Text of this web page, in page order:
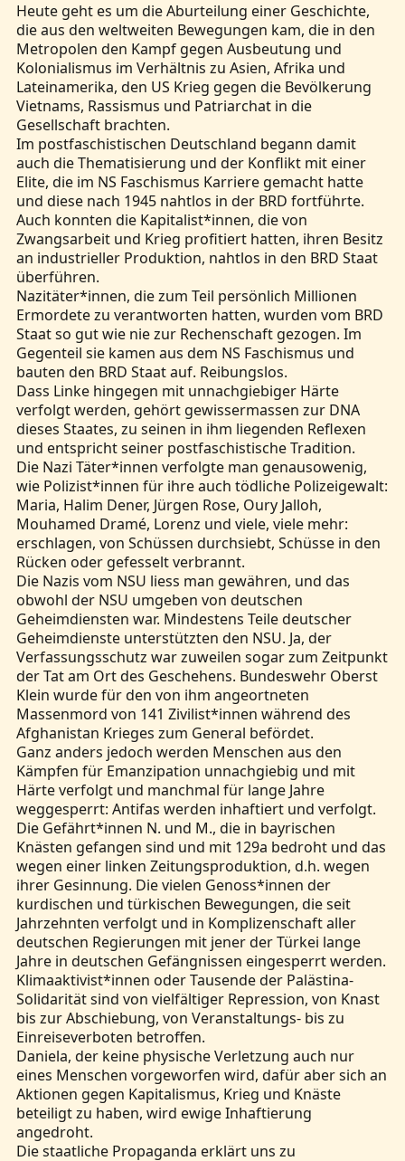
Heute geht es um die Aburteilung einer Geschichte,
die aus den weltweiten Bewegungen kam, die in den
Metropolen den Kampf gegen Ausbeutung und
Kolonialismus im Verhältnis zu Asien, Afrika und
Lateinamerika, den US Krieg gegen die Bevölkerung
Vietnams, Rassismus und Patriarchat in die
Gesellschaft brachten.
Im postfaschistischen Deutschland begann damit
auch die Thematisierung und der Konflikt mit einer
Elite, die im NS Faschismus Karriere gemacht hatte
und diese nach 1945 nahtlos in der BRD fortführte.
Auch konnten die Kapitalist*innen, die von
Zwangsarbeit und Krieg profitiert hatten, ihren Besitz
an industrieller Produktion, nahtlos in den BRD Staat
überführen.
Nazitäter*innen, die zum Teil persönlich Millionen
Ermordete zu verantworten hatten, wurden vom BRD
Staat so gut wie nie zur Rechenschaft gezogen. Im
Gegenteil sie kamen aus dem NS Faschismus und
bauten den BRD Staat auf. Reibungslos.
Dass Linke hingegen mit unnachgiebiger Härte
verfolgt werden, gehört gewissermassen zur DNA
dieses Staates, zu seinen in ihm liegenden Reflexen
und entspricht seiner postfaschistische Tradition.
Die Nazi Täter*innen verfolgte man genausowenig,
wie Polizist*innen für ihre auch tödliche Polizeigewalt:
Maria, Halim Dener, Jürgen Rose, Oury Jalloh,
Mouhamed Dramé, Lorenz und viele, viele mehr:
erschlagen, von Schüssen durchsiebt, Schüsse in den
Rücken oder gefesselt verbrannt.
Die Nazis vom NSU liess man gewähren, und das
obwohl der NSU umgeben von deutschen
Geheimdiensten war. Mindestens Teile deutscher
Geheimdienste unterstützten den NSU. Ja, der
Verfassungsschutz war zuweilen sogar zum Zeitpunkt
der Tat am Ort des Geschehens. Bundeswehr Oberst
Klein wurde für den von ihm angeortneten
Massenmord von 141 Zivilist*innen während des
Afghanistan Krieges zum General befördet.
Ganz anders jedoch werden Menschen aus den
Kämpfen für Emanzipation unnachgiebig und mit
Härte verfolgt und manchmal für lange Jahre
weggesperrt: Antifas werden inhaftiert und verfolgt.
Die Gefährt*innen N. und M., die in bayrischen
Knästen gefangen sind und mit 129a bedroht und das
wegen einer linken Zeitungsproduktion, d.h. wegen
ihrer Gesinnung. Die vielen Genoss*innen der
kurdischen und türkischen Bewegungen, die seit
Jahrzehnten verfolgt und in Komplizenschaft aller
deutschen Regierungen mit jener der Türkei lange
Jahre in deutschen Gefängnissen eingesperrt werden.
Klimaaktivist*innen oder Tausende der Palästina-
Solidarität sind von vielfältiger Repression, von Knast
bis zur Abschiebung, von Veranstaltungs- bis zu
Einreiseverboten betroffen.
Daniela, der keine physische Verletzung auch nur
eines Menschen vorgeworfen wird, dafür aber sich an
Aktionen gegen Kapitalismus, Krieg und Knäste
beteiligt zu haben, wird ewige Inhaftierung
angedroht.
Die staatliche Propaganda erklärt uns zu